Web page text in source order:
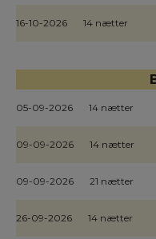
16-10-2026 14 nætter
05-09-2026 14 nætter
09-09-2026 14 nætter
09-09-2026 21 nætter
26-09-2026 14 nætter